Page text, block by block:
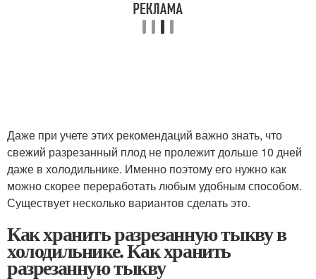
Даже при учете этих рекомендаций важно знать, что
свежий разрезанный плод не пролежит дольше 10 дней
даже в холодильнике. Именно поэтому его нужно как
можно скорее переработать любым удобным способом.
Существует несколько вариантов сделать это.
Как хранить разрезанную тыкву в
холодильнике. Как хранить
разрезанную тыкву